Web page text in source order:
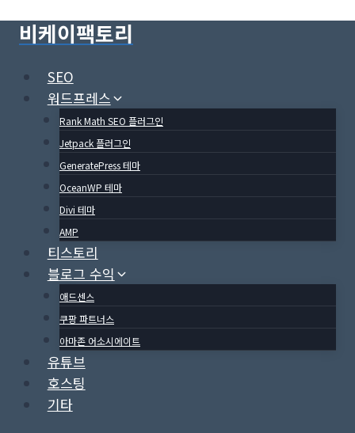
비케이팩토리
SEO
워드프레스
Rank Math SEO 플러그인
Jetpack 플러그인
GeneratePress 테마
OceanWP 테마
Divi 테마
AMP
티스토리
블로그 수익
애드센스
쿠팡 파트너스
아마존 어소시에이트
유튜브
호스팅
기타